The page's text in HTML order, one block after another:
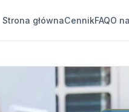
Strona głównaCennikFAQO